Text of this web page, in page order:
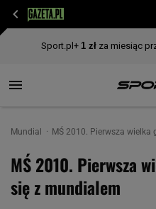
Mundial MŚ 2010. Pierwsza
MŚ 2010. Pierwsza
się z mundialem